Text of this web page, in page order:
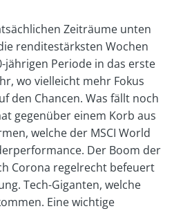
Zeiträume unten
renditestärksten Wochen
jährigen Periode in das erste
wo vielleicht mehr Fokus
den Chancen. Was fällt noch
gegenüber einem Korb aus
welche der MSCI World
Der Boom der
Corona regelrecht befeuert
Tech-Giganten, welche
Eine wichtige